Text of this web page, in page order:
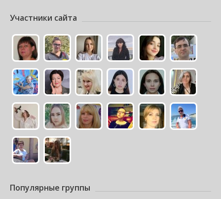
Участники сайта
Популярные группы